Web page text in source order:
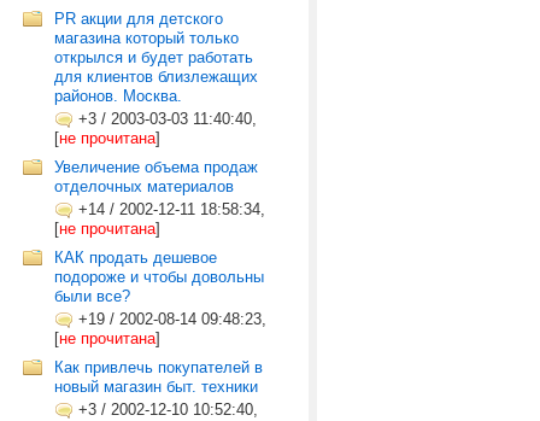
PR акции для детского
магазина который только
открылся и будет работать
для клиентов близлежащих
районов. Москва.
+3 / 2003-03-03 11:40:40,
[не прочитана]
Увеличение объема продаж
отделочных материалов
+14 / 2002-12-11 18:58:34,
[не прочитана]
КАК продать дешевое
подороже и чтобы довольны
были все?
+19 / 2002-08-14 09:48:23,
[не прочитана]
Как привлечь покупателей в
новый магазин быт. техники
+3 / 2002-12-10 10:52:40,